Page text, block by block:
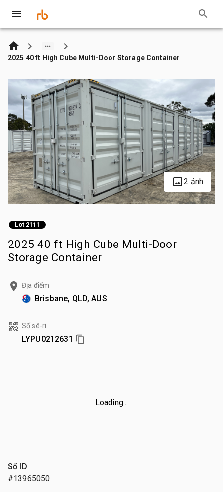
2025 40 ft High Cube Multi-Door Storage Container
2 ảnh
Lot 2111
2025 40 ft High Cube Multi-Door
Storage Container
Địa điểm
Brisbane, QLD, AUS
Số sê-ri
LYPU0212631
Loading...
Số ID
#13965050